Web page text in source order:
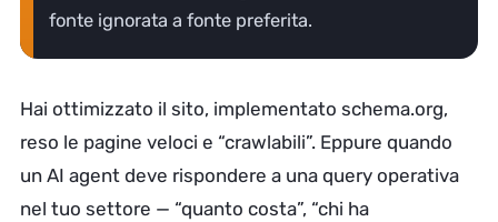
fonte ignorata a fonte preferita.
Hai ottimizzato il sito, implementato schema.org,
reso le pagine veloci e “crawlabili”. Eppure quando
un AI agent deve rispondere a una query operativa
nel tuo settore — “quanto costa”, “chi ha